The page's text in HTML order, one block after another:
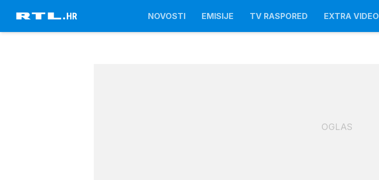
NOVOSTI EMISIJE TV RASPORED EXTRA VIDEO
OGLAS